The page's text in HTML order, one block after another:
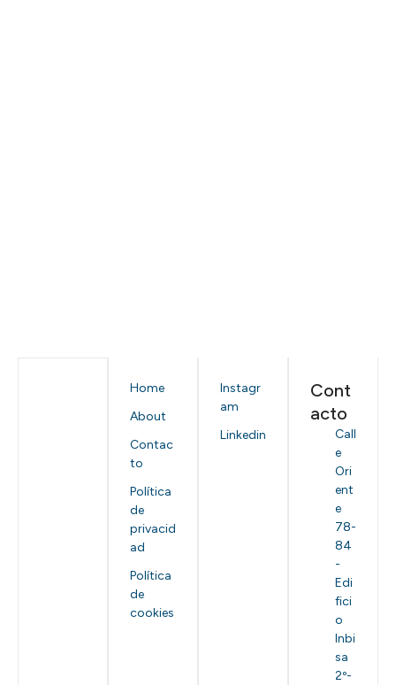
Home
About
Contac
to
Política
de
privacid
ad
Política
de
cookies
Instagr
am
Linkedin
Cont
acto
Call
e
Ori
ent
e
78-
84
-
Edi
fici
o
Inbi
sa
2º-